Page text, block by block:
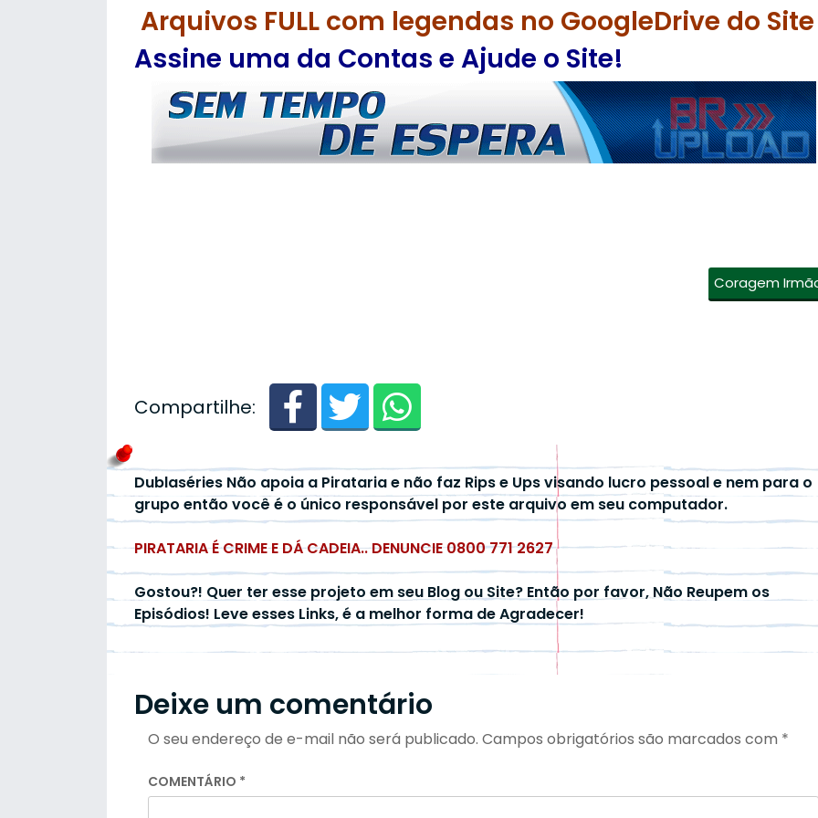
Arquivos FULL com legendas no GoogleDrive do Site
Assine uma da Contas e Ajude o Site!
Coragem
Compartilhe:
Dublaséries Não apoia a Pirataria e não faz Rips e Ups visando lucro pessoal e nem para o
grupo então você é o único responsável por este arquivo em seu computador.
PIRATARIA É CRIME E DÁ CADEIA.. DENUNCIE 0800 771 2627
Gostou?! Quer ter esse projeto em seu Blog ou Site? Então por favor, Não Reupem os
Episódios! Leve esses Links, é a melhor forma de Agradecer!
Deixe um comentário
O seu endereço de e-mail não será publicado. Campos obrigatórios são marcados com *
COMENTÁRIO *